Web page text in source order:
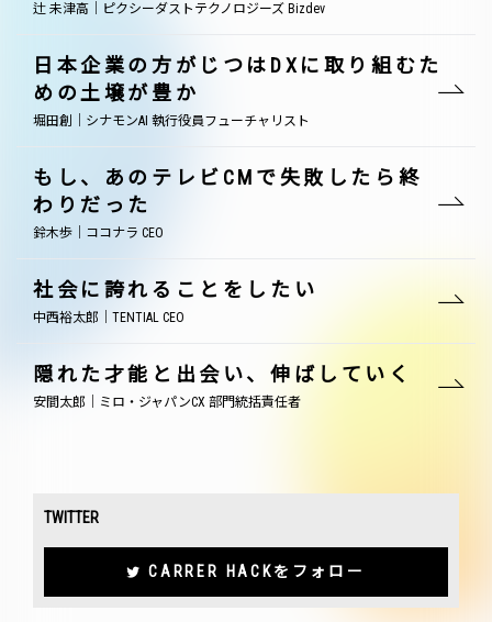
辻 未津高｜ピクシーダストテクノロジーズ Bizdev
日本企業の方がじつはDXに取り組むた
めの土壌が豊か
堀田創｜シナモンAI 執行役員フューチャリスト
もし、あのテレビCMで失敗したら終
わりだった
鈴木歩｜ココナラ CEO
社会に誇れることをしたい
中西裕太郎｜TENTIAL CEO
隠れた才能と出会い、伸ばしていく
安間太郎｜ミロ・ジャパンCX 部門統括責任者
TWITTER
CARRER HACKをフォロー